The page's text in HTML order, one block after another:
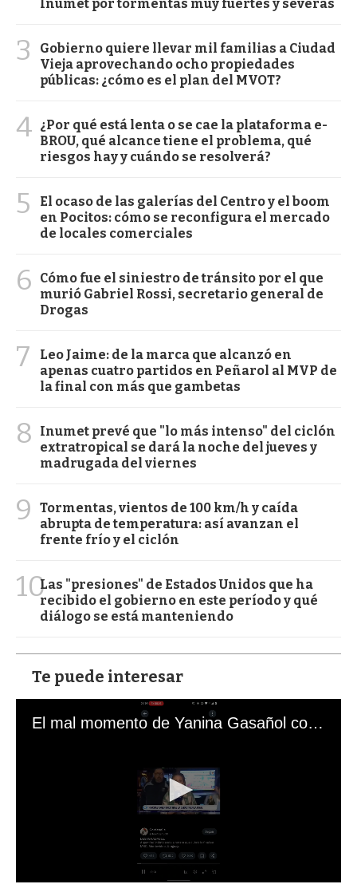
Inumet por tormentas muy fuertes y severas
3
Gobierno quiere llevar mil familias a Ciudad
Vieja aprovechando ocho propiedades
públicas: ¿cómo es el plan del MVOT?
4 ¿Por qué está lenta o se cae la plataforma e-
BROU, qué alcance tiene el problema, qué
riesgos hay y cuándo se resolverá?
5
El ocaso de las galerías del Centro y el boom
en Pocitos: cómo se reconfigura el mercado
de locales comerciales
6
Cómo fue el siniestro de tránsito por el que
murió Gabriel Rossi, secretario general de
Drogas
7
Leo Jaime: de la marca que alcanzó en
apenas cuatro partidos en Peñarol al MVP de
la final con más que gambetas
8
Inumet prevé que "lo más intenso" del ciclón
extratropical se dará la noche del jueves y
madrugada del viernes
9
Tormentas, vientos de 100 km/h y caída
abrupta de temperatura: así avanzan el
frente frío y el ciclón
10Las "presiones" de Estados Unidos que ha
recibido el gobierno en este período y qué
diálogo se está manteniendo
Te puede interesar
El mal momento de Yanina Gasañol con un hincha argentino en "Subrayado"